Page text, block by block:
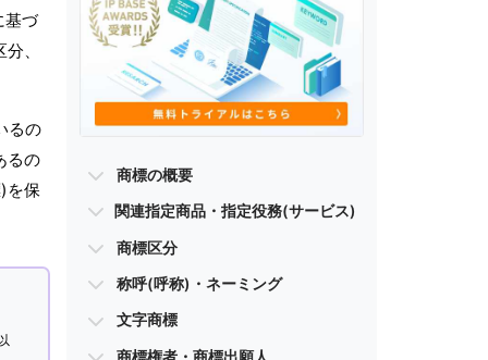
基づ
、
るの
るの
を保
商標の概要
関連指定商品・指定役務(サービス)
商標区分
称呼(呼称)・ネーミング
文字商標
商標権者・商標出願人